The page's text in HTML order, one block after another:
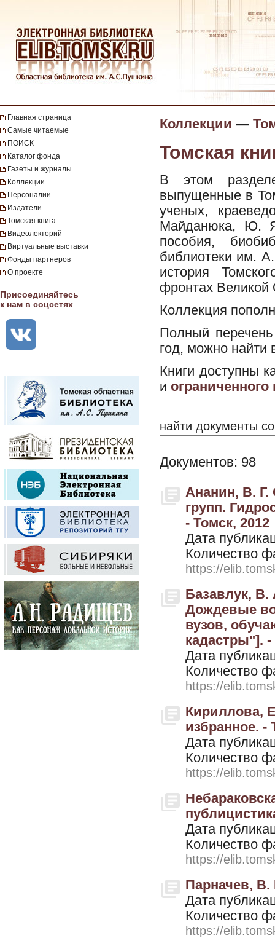
Главная страница
Самые читаемые
ПОИСК
Каталог фонда
Газеты и журналы
Коллекции
Персоналии
Издатели
Томская книга
Видеолекторий
Виртуальные выставки
Фонды партнеров
О проекте
Присоединяйтесь
к нам в соцсетях
Коллекции —
Томская
В этом
выпущенные в
ученых,
Майданюка, Ю.
пособия,
библиотеки им.
история
фронтах Великой
Коллекция
Полный
год, можно найти
Книги доступны
и ограниченного
найти документы
Документов: 98
Ананин, В. Г.
групп.
- Томск, 2012
Дата
Количество
https://
Базавлук, В.
Дождевые
вузов,
кадастры"]. -
Дата
Количество
https://
Кириллова,
избранное. -
Дата
Количество
https://
Дата
Количество
https://
Парначев, В.
Дата
Количество
https://